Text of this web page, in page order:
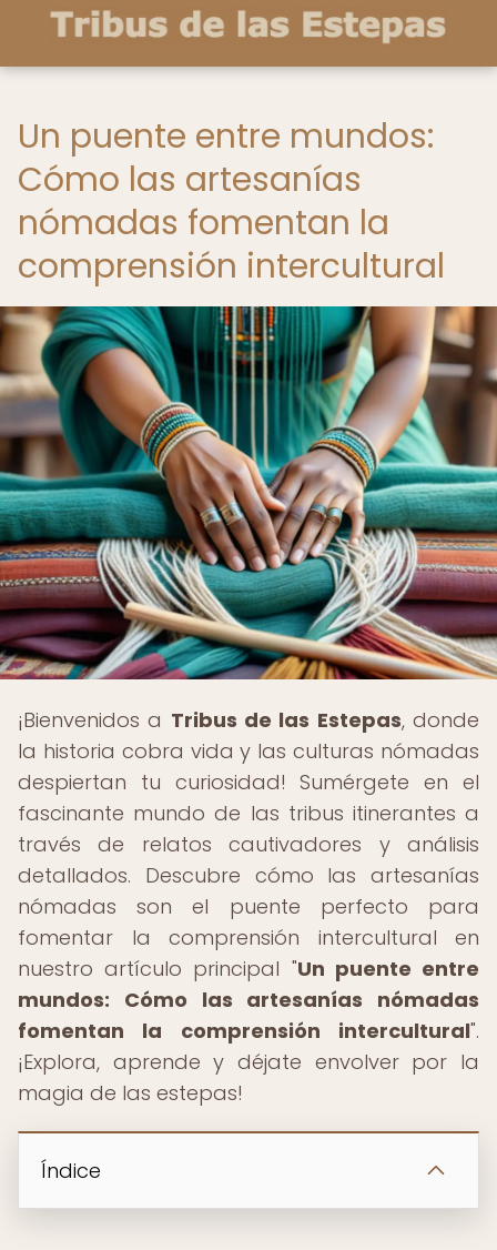
Un puente entre mundos:
Cómo las artesanías
nómadas fomentan la
comprensión intercultural
¡Bienvenidos a Tribus de las Estepas, donde
la historia cobra vida y las culturas nómadas
despiertan tu curiosidad! Sumérgete en el
fascinante mundo de las tribus itinerantes a
través de relatos cautivadores y análisis
detallados. Descubre cómo las artesanías
nómadas son el puente perfecto para
fomentar la comprensión intercultural en
nuestro artículo principal "Un puente entre
mundos: Cómo las artesanías nómadas
fomentan la comprensión intercultural".
¡Explora, aprende y déjate envolver por la
magia de las estepas!
Índice